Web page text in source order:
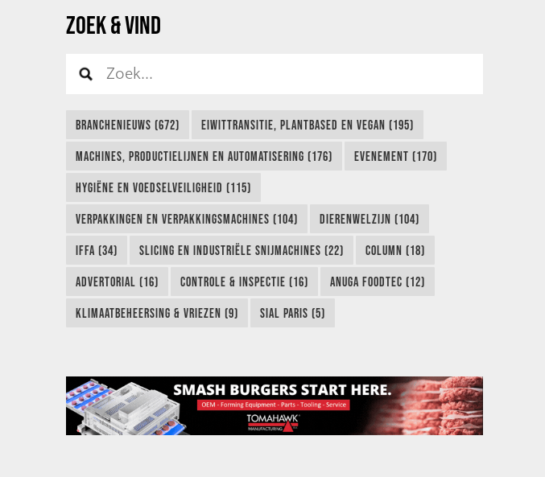
ZOEK & VIND
BRANCHENIEUWS (672) EIWITTRANSITIE, PLANTBASED EN VEGAN (195)
MACHINES, PRODUCTIELIJNEN EN AUTOMATISERING (176) EVENEMENT (170)
HYGIËNE EN VOEDSELVEILIGHEID (115)
VERPAKKINGEN EN VERPAKKINGSMACHINES (104) DIERENWELZIJN (104)
IFFA (34) SLICING EN INDUSTRIËLE SNIJMACHINES (22) COLUMN (18)
ADVERTORIAL (16) CONTROLE & INSPECTIE (16) ANUGA FOODTEC (12)
KLIMAATBEHEERSING & VRIEZEN (9) SIAL PARIS (5)